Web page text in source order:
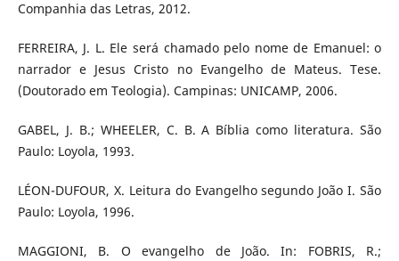
Companhia das Letras, 2012.
FERREIRA, J. L. Ele será chamado pelo nome de Emanuel: o
narrador e Jesus Cristo no Evangelho de Mateus. Tese.
(Doutorado em Teologia). Campinas: UNICAMP, 2006.
GABEL, J. B.; WHEELER, C. B. A Bíblia como literatura. São
Paulo: Loyola, 1993.
LÉON-DUFOUR, X. Leitura do Evangelho segundo João I. São
Paulo: Loyola, 1996.
MAGGIONI, B. O evangelho de João. In: FOBRIS, R.;